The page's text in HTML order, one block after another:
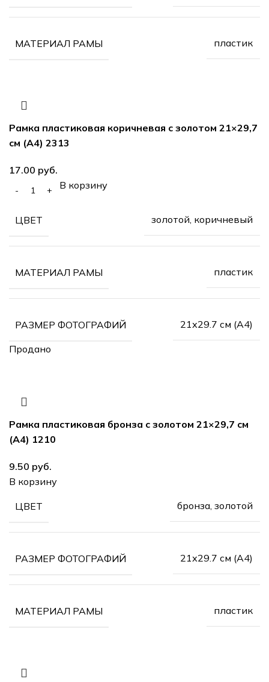
МАТЕРИАЛ РАМЫ пластик
Рамка пластиковая коричневая с золотом 21×29,7
см (А4) 2313
руб.
В корзину
ЦВЕТ золотой, коричневый
МАТЕРИАЛ РАМЫ пластик
РАЗМЕР ФОТОГРАФИЙ 21х29.7 см (А4)
Продано
Рамка пластиковая бронза с золотом 21×29,7 см
(А4) 1210
руб.
В корзину
ЦВЕТ бронза, золотой
РАЗМЕР ФОТОГРАФИЙ 21х29.7 см (А4)
МАТЕРИАЛ РАМЫ пластик